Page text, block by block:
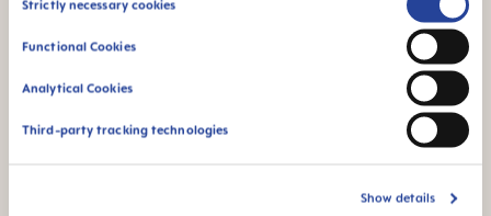
Strictly necessary cookies
Functional Cookies
Analytical Cookies
Third-party tracking technologies
Show details